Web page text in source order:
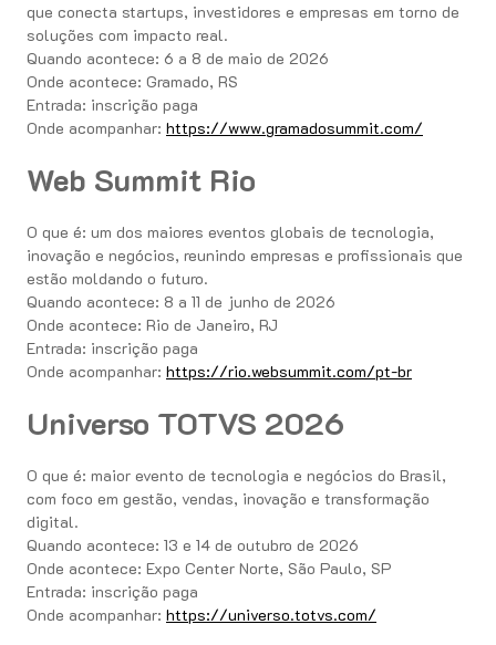
que conecta startups, investidores e empresas em torno de
soluções com impacto real.
Quando acontece: 6 a 8 de maio de 2026
Onde acontece: Gramado, RS
Entrada: inscrição paga
Onde acompanhar: https://www.gramadosummit.com/
Web Summit Rio
O que é: um dos maiores eventos globais de tecnologia,
inovação e negócios, reunindo empresas e profissionais que
estão moldando o futuro.
Quando acontece: 8 a 11 de junho de 2026
Onde acontece: Rio de Janeiro, RJ
Entrada: inscrição paga
Onde acompanhar: https://rio.websummit.com/pt-br
Universo TOTVS 2026
O que é: maior evento de tecnologia e negócios do Brasil,
com foco em gestão, vendas, inovação e transformação
digital.
Quando acontece: 13 e 14 de outubro de 2026
Onde acontece: Expo Center Norte, São Paulo, SP
Entrada: inscrição paga
Onde acompanhar: https://universo.totvs.com/